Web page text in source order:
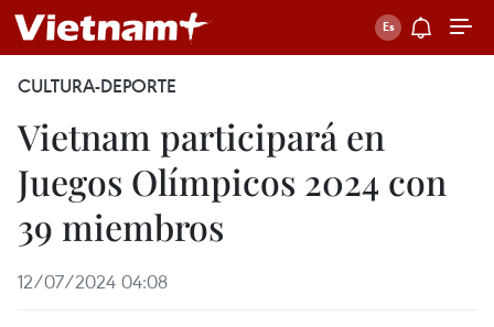
CULTURA-DEPORTE
Vietnam participará en
Juegos Olímpicos 2024 con
39 miembros
12/07/2024 04:08